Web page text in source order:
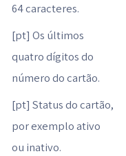
64 caracteres.
[pt] Os últimos
quatro dígitos do
número do cartão.
[pt] Status do cartão,
por exemplo ativo
ou inativo.